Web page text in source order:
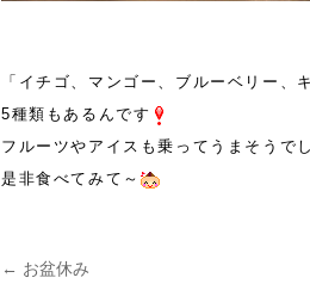
「イチゴ、マンゴー、ブルーベリー
5種類もあるんです
フルーツやアイスも乗ってうまそうで
是非食べてみて～
投稿ナビゲーション
← お盆休み